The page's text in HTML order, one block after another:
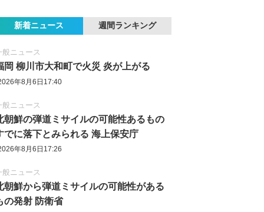
新着ニュース 週間ランキング
般ニュース
岡 柳川市大和町で火災 炎が上がる
年8月6日17:40
般ニュース
朝鮮の弾道ミサイルの可能性あるもの
でに落下とみられる 海上保安庁
年8月6日17:26
般ニュース
朝鮮から弾道ミサイルの可能性がある
の発射 防衛省